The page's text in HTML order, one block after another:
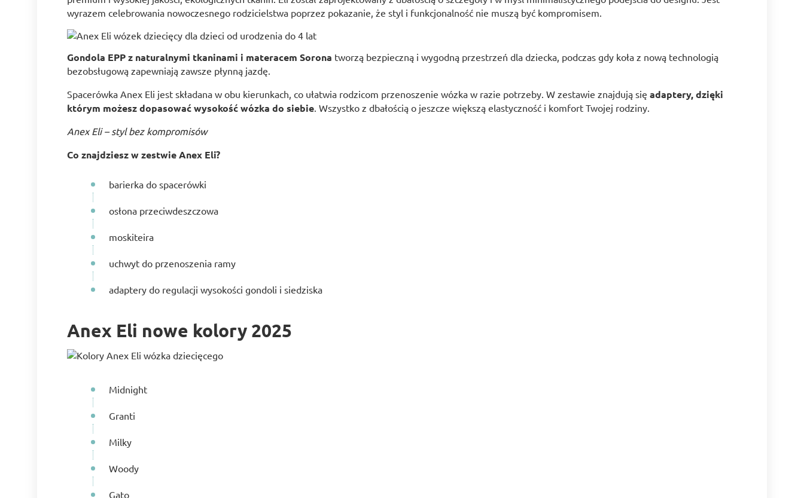
wyrazem celebrowania nowoczesnego rodzicielstwa poprzez pokazanie, że styl i funkcjonalność nie muszą być kompromisem.
Gondola EPP z naturalnymi tkaninami i materacem Sorona tworzą bezpieczną i wygodną przestrzeń dla dziecka, podczas gdy koła z nową technologią
bezobsługową zapewniają zawsze płynną jazdę.
Spacerówka Anex Eli jest składana w obu kierunkach, co ułatwia rodzicom przenoszenie wózka w razie potrzeby. W zestawie znajdują się adaptery, dzięki
którym możesz dopasować wysokość wózka do siebie. Wszystko z dbałością o jeszcze większą elastyczność i komfort Twojej rodziny.
Anex Eli – styl bez kompromisów
Co znajdziesz w zestwie Anex Eli?
barierka do spacerówki
osłona przeciwdeszczowa
moskiteira
uchwyt do przenoszenia ramy
adaptery do regulacji wysokości gondoli i siedziska
Anex Eli nowe kolory 2025
Midnight
Granti
Milky
Woody
Gato